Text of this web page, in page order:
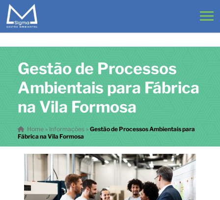
Gestão de Processos
Ambientais para Fábrica
na Vila Formosa
Home» Informações » Gestão de Processos Ambientais para
Fábrica na Vila Formosa